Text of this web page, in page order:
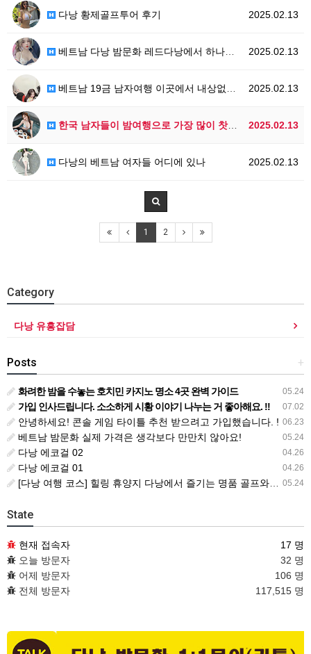
2025.02.13
다낭 황제골프투어 후기
2025.02.13
베트남 다낭 밤문화 레드다낭에서 하나부터 열까지 책임져…
2025.02.13
베트남 19금 남자여행 이곳에서 내상없이 이용해보세요
2025.02.13
한국 남자들이 밤여행으로 가장 많이 찻는 베트남지역!
2025.02.13
다낭의 베트남 여자들 어디에 있나
1 2
Category
다낭 유흥잡담
+
Posts
05.24
화려한 밤을 수놓는 호치민 카지노 명소 4곳 완벽 가이드
07.02
가입 인사드립니다. 소소하게 시황 이야기 나누는 거 좋아해요. !!
06.23
안녕하세요! 콘솔 게임 타이틀 추천 받으려고 가입했습니다. !
05.24
베트남 밤문화 실제 가격은 생각보다 만만치 않아요!
04.26
다낭 에코걸 02
04.26
다낭 에코걸 01
05.24
[다낭 여행 코스] 힐링 휴양지 다낭에서 즐기는 명품 골프와 마사지 총정리
State
현재 접속자
17 명
오늘 방문자
32 명
어제 방문자
106 명
전체 방문자
117,515 명